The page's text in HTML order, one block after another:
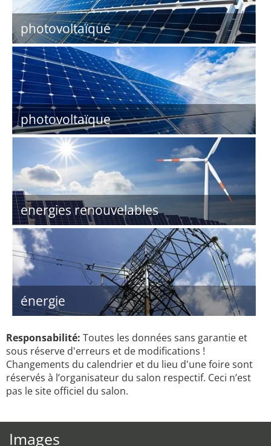
photovoltaïque
photovoltaïque
energies renouvelables
énergie
Responsabilité: Toutes les données sans garantie et
sous réserve d'erreurs et de modifications !
Changements du calendrier et du lieu d'une foire sont
réservés à l’organisateur du salon respectif. Ceci n’est
pas le site officiel du salon.
Images